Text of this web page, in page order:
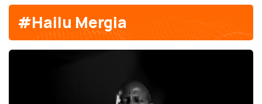
#Hailu Mergia